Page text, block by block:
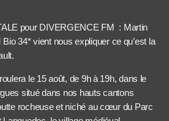
pour DIVERGENCE FM : Martin
34* vient nous expliquer ce qu’est la
le 15 août, de 9h à 19h, dans le
situé dans nos hauts cantons
rocheuse et niché au cœur du Parc